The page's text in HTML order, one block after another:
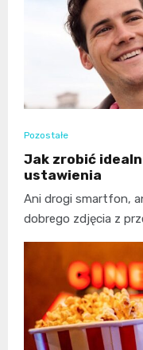
Pozostałe
Jak zrobić
ustawienia
Ani drogi smartfon,
dobrego zdjęcia z